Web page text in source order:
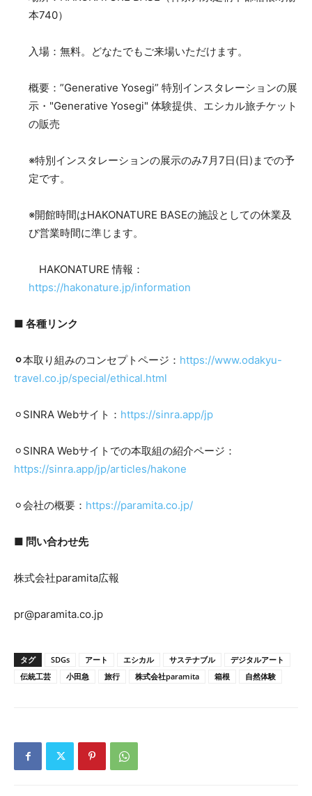
本740）
入場：無料。どなたでもご来場いただけます。
概要：”Generative Yosegi” 特別インスタレーションの展
示・"Generative Yosegi" 体験提供、エシカル旅チケット
の販売
※特別インスタレーションの展示のみ7月7日(日)までの予
定です。
※開館時間はHAKONATURE BASEの施設としての休業及
び営業時間に準じます。
HAKONATURE 情報：
https://hakonature.jp/information
■ 各種リンク
⚪︎本取り組みのコンセプトページ： https://www.odakyu-
travel.co.jp/special/ethical.html
⚪︎SINRA Webサイト： https://sinra.app/jp
⚪︎SINRA Webサイトでの本取組の紹介ページ：
https://sinra.app/jp/articles/hakone
⚪︎会社の概要： https://paramita.co.jp/
■ 問い合わせ先
株式会社paramita広報
pr@paramita.co.jp
タグ SDGs アート エシカル サステナブル
デジタルアート
伝統工芸
小田急 旅行 株式会社paramita 箱根 自然体験